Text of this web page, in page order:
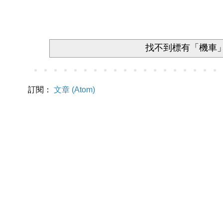
找不到標有「機車
訂閱： 文章 (Atom)